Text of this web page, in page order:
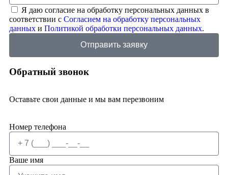
Я даю согласие на обработку персональных данных в
соответствии с Согласием на обработку персональных
данных и Политикой обработки персональных данных.
Отправить заявку
Обратный звонок
Оставьте свои данные и мы вам перезвоним
Номер телефона
Ваше имя